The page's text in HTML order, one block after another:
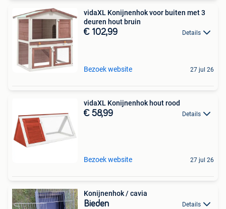
vidaXL Konijnenhok voor buiten met 3
deuren hout bruin
€ 102,99 Details
Bezoek website 27 jul 26
vidaXL Konijnenhok hout rood
€ 58,99 Details
Bezoek website 27 jul 26
Konijnenhok / cavia
Bieden Details